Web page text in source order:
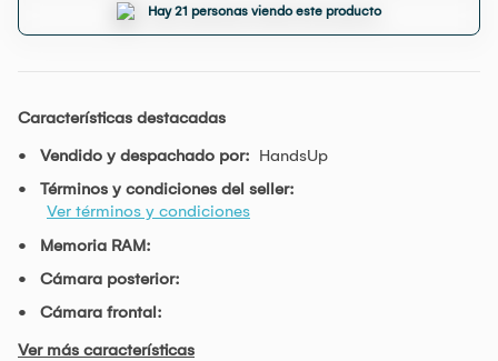
Hay 21 personas viendo este producto
Características destacadas
Vendido y despachado por: HandsUp
Términos y condiciones del seller:
Ver términos y condiciones
Memoria RAM:
Cámara posterior:
Cámara frontal:
Ver más características